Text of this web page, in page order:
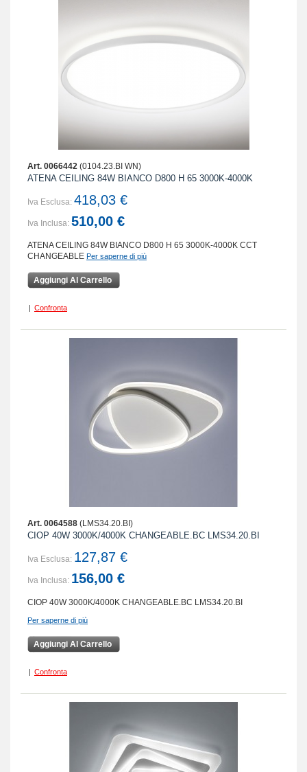
Art. 0066442 (0104.23.BI WN)
ATENA CEILING 84W BIANCO D800 H 65 3000K-4000K
Iva Esclusa: 418,03 €
Iva Inclusa: 510,00 €
ATENA CEILING 84W BIANCO D800 H 65 3000K-4000K CCT
CHANGEABLE Per saperne di più
Aggiungi Al Carrello
| Confronta
Art. 0064588 (LMS34.20.BI)
CIOP 40W 3000K/4000K CHANGEABLE.BC LMS34.20.BI
Iva Esclusa: 127,87 €
Iva Inclusa: 156,00 €
CIOP 40W 3000K/4000K CHANGEABLE.BC LMS34.20.BI
Per saperne di più
Aggiungi Al Carrello
| Confronta